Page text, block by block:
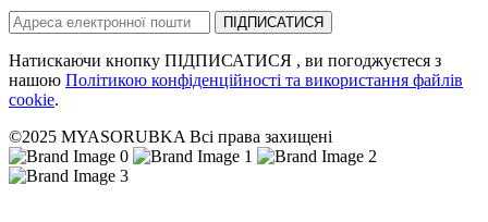
ПІДПИСАТИСЯ
Натискаючи кнопку ПІДПИСАТИСЯ , ви погоджуєтеся з
нашою Політикою конфіденційності та використання файлів
cookie.
©2025 MYASORUBKA Всі права захищені